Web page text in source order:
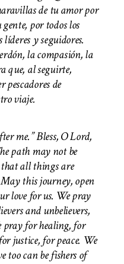
de tu amor por
por todos los
y seguidores.
la compasión, la
que, al seguirte,
pescadores de
viaje.
me.” Bless, O Lord,
path may not be
that all things are
this journey, open
love for us. We pray
and unbelievers,
pray for healing, for
justice, for peace. We
too can be fishers of